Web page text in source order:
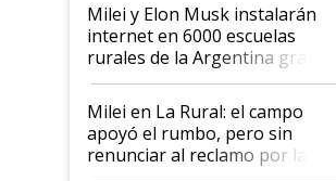
Milei y Elon Musk instalarán
internet en 6000 escuelas
rurales de la Argentina gracias
a un acuerdo con Starlink
Milei en La Rural: el campo
apoyó el rumbo, pero sin
renunciar al reclamo por las